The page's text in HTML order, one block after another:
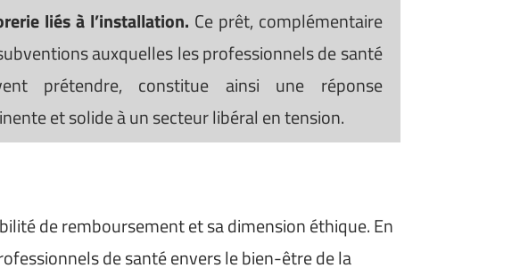
liés à l’installation. Ce prêt, complémentaire
auxquelles les professionnels de santé
prétendre, constitue ainsi une réponse
et solide à un secteur libéral en tension.
de remboursement et sa dimension éthique. En
de santé envers le bien-être de la